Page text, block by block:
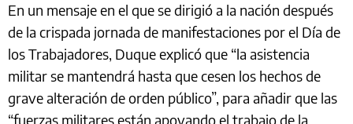
En un mensaje en el que se dirigió a la nación después
de la crispada jornada de manifestaciones por el Día de
los Trabajadores, Duque explicó que “la asistencia
militar se mantendrá hasta que cesen los hechos de
grave alteración de orden público”, para añadir que las
“fuerzas militares están apoyando el trabajo de la